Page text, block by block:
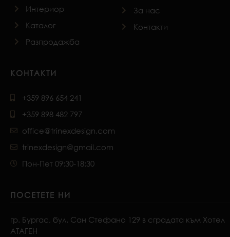
Интериор
Каталог
Разпродажба
За нас
Контакти
КОНТАКТИ
+359 896 654 241
+359 898 482 797
office@trinexdesign.com
trinexdesign@gmail.com
Пон-Пет 09:30-18:30
ПОСЕТЕТЕ НИ
гр. Бургас, бул. Сан Стефано 129 в сградата към Хотел
АТАГЕН